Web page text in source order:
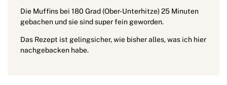
Die Muffins bei 180 Grad (Ober-Unterhitze) 25 Minuten
gebachen und sie sind super fein geworden.
Das Rezept ist gelingsicher, wie bisher alles, was ich hier
nachgebacken habe.